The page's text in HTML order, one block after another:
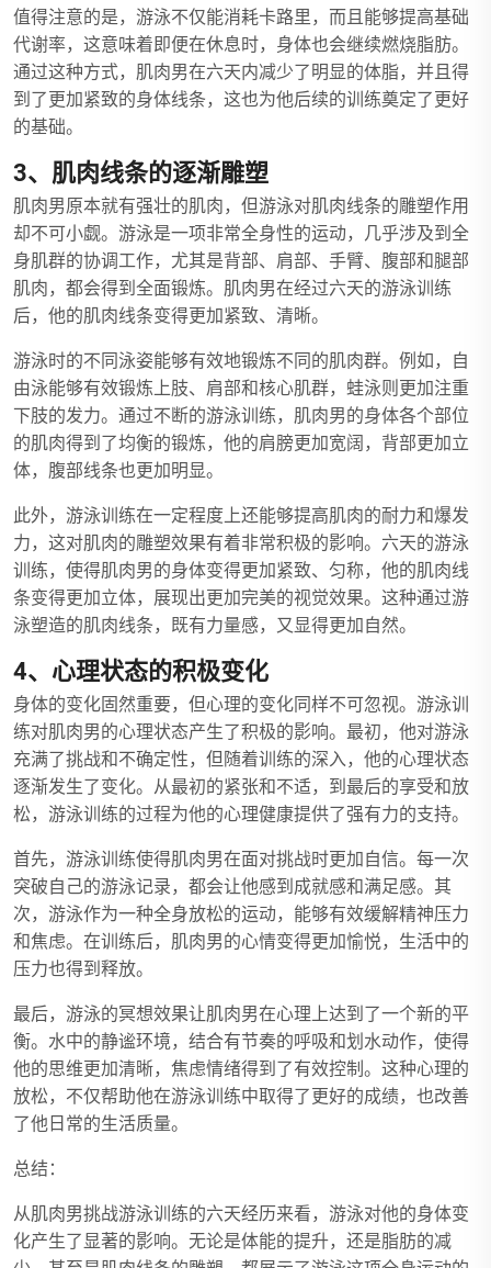
值得注意的是，游泳不仅能消耗卡路里，而且能够提高基础
代谢率，这意味着即便在休息时，身体也会继续燃烧脂肪。
通过这种方式，肌肉男在六天内减少了明显的体脂，并且得
到了更加紧致的身体线条，这也为他后续的训练奠定了更好
的基础。
3、肌肉线条的逐渐雕塑
肌肉男原本就有强壮的肌肉，但游泳对肌肉线条的雕塑作用
却不可小觑。游泳是一项非常全身性的运动，几乎涉及到全
身肌群的协调工作，尤其是背部、肩部、手臂、腹部和腿部
肌肉，都会得到全面锻炼。肌肉男在经过六天的游泳训练
后，他的肌肉线条变得更加紧致、清晰。
游泳时的不同泳姿能够有效地锻炼不同的肌肉群。例如，自
由泳能够有效锻炼上肢、肩部和核心肌群，蛙泳则更加注重
下肢的发力。通过不断的游泳训练，肌肉男的身体各个部位
的肌肉得到了均衡的锻炼，他的肩膀更加宽阔，背部更加立
体，腹部线条也更加明显。
此外，游泳训练在一定程度上还能够提高肌肉的耐力和爆发
力，这对肌肉的雕塑效果有着非常积极的影响。六天的游泳
训练，使得肌肉男的身体变得更加紧致、匀称，他的肌肉线
条变得更加立体，展现出更加完美的视觉效果。这种通过游
泳塑造的肌肉线条，既有力量感，又显得更加自然。
4、心理状态的积极变化
身体的变化固然重要，但心理的变化同样不可忽视。游泳训
练对肌肉男的心理状态产生了积极的影响。最初，他对游泳
充满了挑战和不确定性，但随着训练的深入，他的心理状态
逐渐发生了变化。从最初的紧张和不适，到最后的享受和放
松，游泳训练的过程为他的心理健康提供了强有力的支持。
首先，游泳训练使得肌肉男在面对挑战时更加自信。每一次
突破自己的游泳记录，都会让他感到成就感和满足感。其
次，游泳作为一种全身放松的运动，能够有效缓解精神压力
和焦虑。在训练后，肌肉男的心情变得更加愉悦，生活中的
压力也得到释放。
最后，游泳的冥想效果让肌肉男在心理上达到了一个新的平
衡。水中的静谧环境，结合有节奏的呼吸和划水动作，使得
他的思维更加清晰，焦虑情绪得到了有效控制。这种心理的
放松，不仅帮助他在游泳训练中取得了更好的成绩，也改善
了他日常的生活质量。
总结：
从肌肉男挑战游泳训练的六天经历来看，游泳对他的身体变
化产生了显著的影响。无论是体能的提升，还是脂肪的减